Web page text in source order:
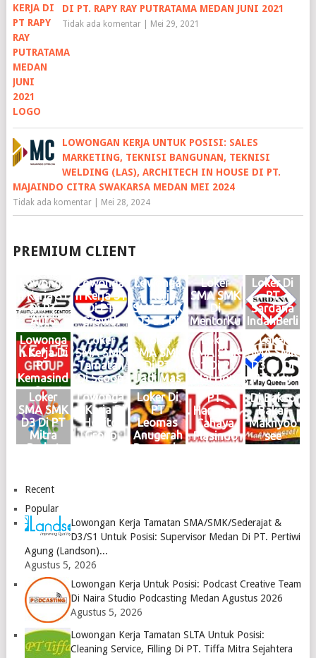
DI PT. RAPY RAY PUTRATAMA MEDAN JUNI 2021
Tidak ada komentar| Mei 29, 2021
LOWONGAN KERJA UNTUK POSISI: SALES
MARKETING, TEKNISI BANGUNAN, TEKNISI
WELDING (LAS), ARCHITECH IN HOUSE DI PT.
MAJAINDO CITRA SWAKARSA MEDAN MEI 2024
Tidak ada komentar| Mei 28, 2024
PREMIUM CLIENT
Lowonga
n Kerja S1
Di PT
Auto
Dinamik
Sentosa
Medan
Juni 2026
Logo
Lowonga
n Kerja S1
Di PT
Growth
Steel
Group
Medan
Mei 2026
Logo
Lowonga
n Kerja
SMA SMK
D3 S1 Di
Group
Medan
Mei 2026
Logo
Loker
SMA SMK
Di
MentorKu
Indonesia
Medan
Maret
2025
Logo
Loker Di
PT
Sardana
IndahBerli
an Motor
Medan
Februari
2025
Logo
Lowonga
n Kerja Di
PT
Kemasind
o Cepat
Medan
Oktober
2024
Logo
Loker
SMA SMK
Tamatan
Di Scoop
Medan
Juni 2024
Logo
Loker
SMA SMK
Di PT
Jadi Mas
Medan
KIM
Mabar
April
2024
Loker
SMA SMK
S1 Di PT
Hai Hou
Group
Medan
Januari
2024
Logo
Loker
SMA SMK
D3 S1 Di
PT May
Queen
Son
Medan
2024
Logo
Loker
SMA SMK
D3 Di PT
Mitra
Berkat
2023
Lowonga
n Kerja Di
Hokito
Group
Loker Di
PT
Leomas
Anugerah
Bersauda
PT.
Harapan
Cahaya
Plasindo
Di Bakso
Bakar
Maknyoo
see
Recent
Popular
Lowongan Kerja Tamatan SMA/SMK/Sederajat &
D3/S1 Untuk Posisi: Supervisor Medan Di PT. Pertiwi
Agung (Landson)...
Agustus 5, 2026
Lowongan Kerja Untuk Posisi: Podcast Creative Team
Di Naira Studio Podcasting Medan Agustus 2026
Agustus 5, 2026
Lowongan Kerja Tamatan SLTA Untuk Posisi:
Cleaning Service, Filling Di PT. Tiffa Mitra Sejahtera